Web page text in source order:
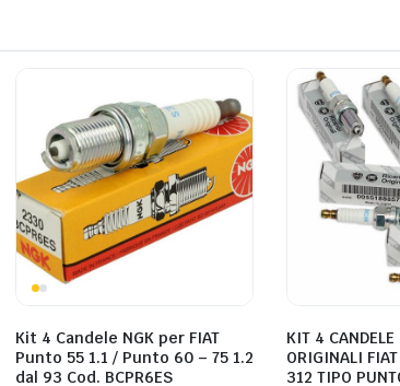
Kit 4 Candele NGK per FIAT
Punto 55 1.1 / Punto 60 – 75 1.2
dal 93 Cod. BCPR6ES
KIT 4
ORIGINALI
312 TIPO